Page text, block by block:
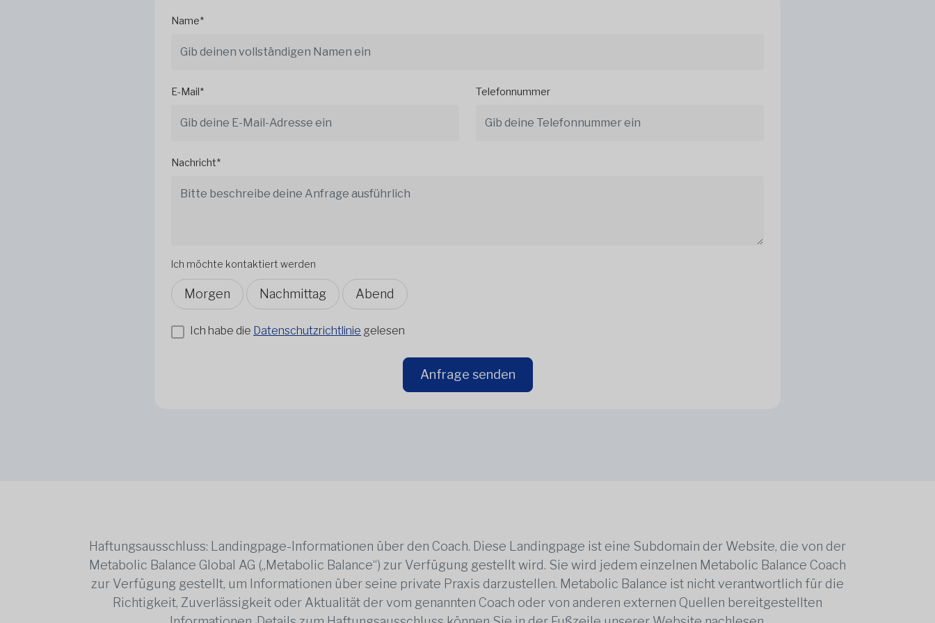
Name*
E-Mail* Telefonnummer
Nachricht*
Ich möchte kontaktiert werden
Morgen Nachmittag Abend
Ich habe die Datenschutzrichtlinie gelesen
Anfrage senden
Haftungsausschluss: Landingpage-Informationen über den Coach. Diese Landingpage ist eine Subdomain der Website, die von der
Metabolic Balance Global AG („Metabolic Balance“) zur Verfügung gestellt wird. Sie wird jedem einzelnen Metabolic Balance Coach
zur Verfügung gestellt, um Informationen über seine private Praxis darzustellen. Metabolic Balance ist nicht verantwortlich für die
Richtigkeit, Zuverlässigkeit oder Aktualität der vom genannten Coach oder von anderen externen Quellen bereitgestellten